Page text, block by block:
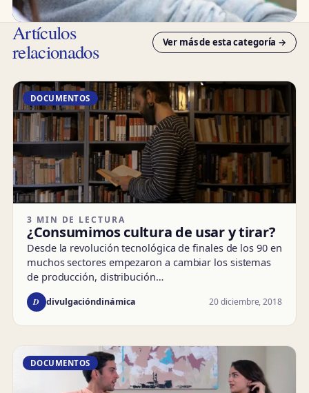
Artículos
relacionados Ver más de esta categoría →
DOCUMENTOS
3 MIN DE LECTURA
¿Consumimos cultura de usar y tirar?
Desde la revolución tecnológica de finales de los 90 en
muchos sectores empezaron a cambiar los sistemas
de producción, distribución…
D divulgacióndinámica 20 diciembre, 2018
DOCUMENTOS